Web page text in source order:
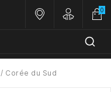
Nos magasins
Customer
0
Corée du Sud